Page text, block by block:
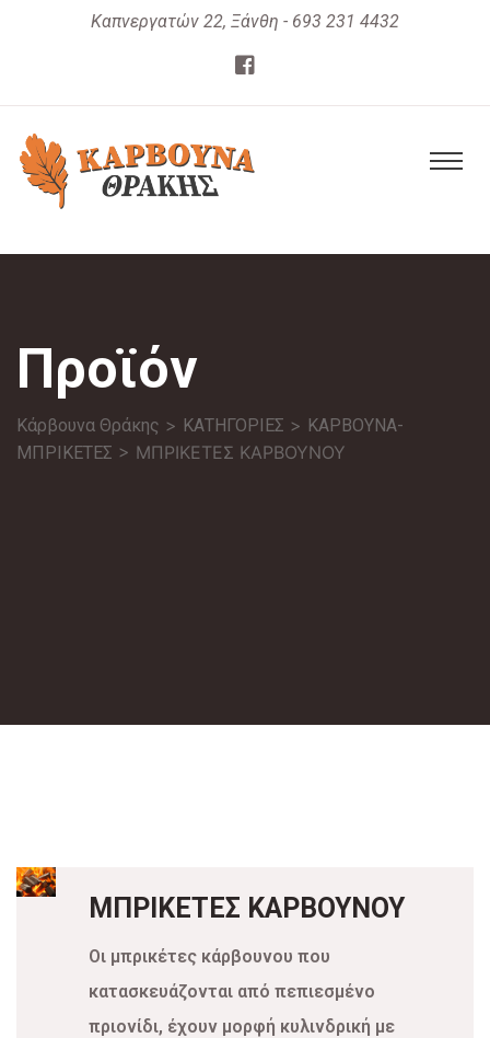
Καπνεργατών 22, Ξάνθη - 693 231 4432
Προϊόν
Κάρβουνα Θράκης > ΚΑΤΗΓΟΡΙΕΣ > ΚΑΡΒΟΥΝΑ-
ΜΠΡΙΚΕΤΕΣ > ΜΠΡΙΚΕΤΕΣ ΚΑΡΒΟΥΝΟΥ
ΜΠΡΙΚΕΤΕΣ ΚΑΡΒΟΥΝΟΥ
Οι μπρικέτες κάρβουνου που
κατασκευάζονται από πεπιεσμένο
πριονίδι, έχουν μορφή κυλινδρική με